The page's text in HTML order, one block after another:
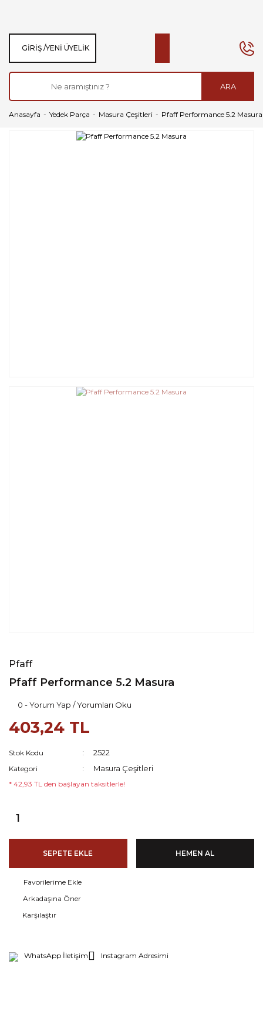
ARA
GIRIŞ /YENI ÜYELIK
Anasayfa Yedek Parça Masura Çeşitleri Pfaff Performance 5.2 Masura
Pfaff
Pfaff Performance 5.2 Masura
0 - Yorum Yap / Yorumları Oku
403,24 TL
Stok Kodu 2522
Kategori Masura Çeşitleri
* 42,93 TL den başlayan taksitlerle!
SEPETE EKLE HEMEN AL
Arkadaşına Öner
Karşılaştır
WhatsApp İletişim Instagram Adresimi